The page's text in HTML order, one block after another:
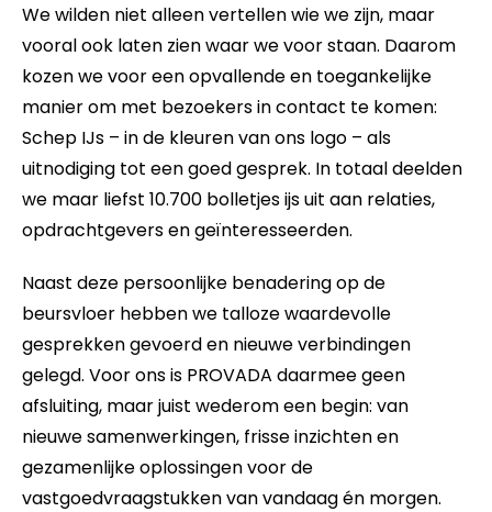
We wilden niet alleen vertellen wie we zijn, maar
vooral ook laten zien waar we voor staan. Daarom
kozen we voor een opvallende en toegankelijke
manier om met bezoekers in contact te komen:
Schep IJs – in de kleuren van ons logo – als
uitnodiging tot een goed gesprek. In totaal deelden
we maar liefst 10.700 bolletjes ijs uit aan relaties,
opdrachtgevers en geïnteresseerden.
Naast deze persoonlijke benadering op de
beursvloer hebben we talloze waardevolle
gesprekken gevoerd en nieuwe verbindingen
gelegd. Voor ons is PROVADA daarmee geen
afsluiting, maar juist wederom een begin: van
nieuwe samenwerkingen, frisse inzichten en
gezamenlijke oplossingen voor de
vastgoedvraagstukken van vandaag én morgen.